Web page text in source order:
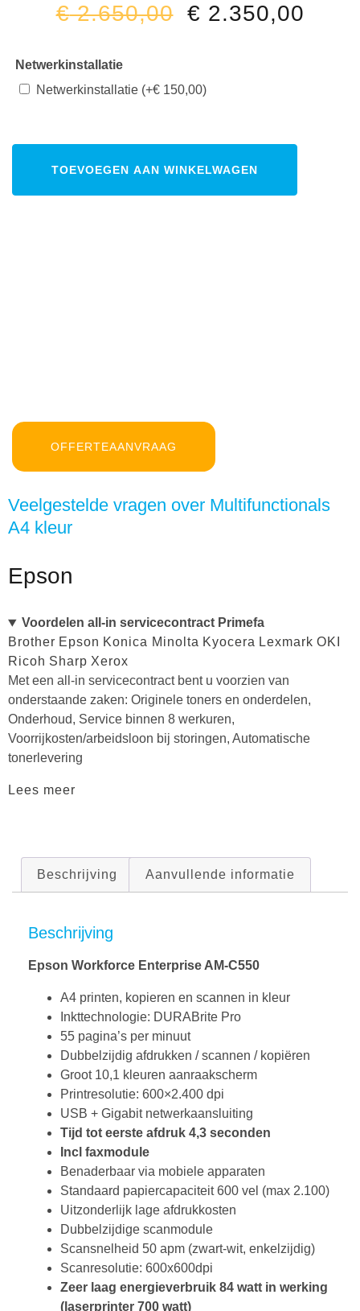
€2.650,00 € 2.350,00
Netwerkinstallatie
Netwerkinstallatie (+€ 150,00)
TOEVOEGEN AAN WINKELWAGEN
OFFERTEAANVRAAG
Veelgestelde vragen over Multifunctionals
A4 kleur
Epson
Voordelen all-in servicecontract Primefa
Brother Epson Konica Minolta Kyocera Lexmark OKI
Ricoh Sharp Xerox
Met een all-in servicecontract bent u voorzien van
onderstaande zaken: Originele toners en onderdelen,
Onderhoud, Service binnen 8 werkuren,
Voorrijkosten/arbeidsloon bij storingen, Automatische
tonerlevering
Lees meer
Beschrijving Aanvullende informatie
Beschrijving
Epson Workforce Enterprise AM-C550
A4 printen, kopieren en scannen in kleur
Inkttechnologie: DURABrite Pro
55 pagina’s per minuut
Dubbelzijdig afdrukken / scannen / kopiëren
Groot 10,1 kleuren aanraakscherm
Printresolutie: 600×2.400 dpi
USB + Gigabit netwerkaansluiting
Tijd tot eerste afdruk 4,3 seconden
Incl faxmodule
Benaderbaar via mobiele apparaten
Standaard papiercapaciteit 600 vel (max 2.100)
Uitzonderlijk lage afdrukkosten
Dubbelzijdige scanmodule
Scansnelheid 50 apm (zwart-wit, enkelzijdig)
Scanresolutie: 600x600dpi
Zeer laag energieverbruik 84 watt in werking
(laserprinter 700 watt)